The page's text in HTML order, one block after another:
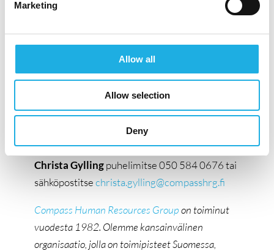
Marketing
Allow all
Allow selection
Deny
ja innostunutta tiimiä, jossa markkinoinnilla on
for position’ -painikkeen kautta viimeistään
13.2.2026.
Lisätietoja tehtävästä antaa rekrytointikonsultti
Christa Gyllingpuhelimitse 050 584 0676 tai
sähköpostitsechrista.gylling@compasshrg.fi
Compass Human Resources Groupon toiminut
vuodesta 1982. Olemme kansainvälinen
organisaatio, jolla on toimipisteet Suomessa,